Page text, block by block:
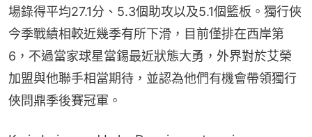
場錄得平均27.1分、5.3個助攻以及5.1個籃板。獨行俠
今季戰績相較近幾季有所下滑，目前僅排在西岸第
6，不過當家球星當錫最近狀態大勇，外界對於艾榮
加盟與他聯手相當期待，並認為他們有機會帶領獨行
俠問鼎季後賽冠軍。